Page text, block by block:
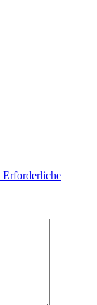
Erforderliche